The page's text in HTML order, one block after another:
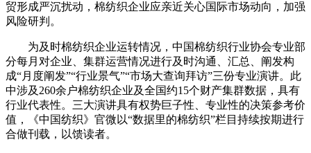
贸形成严沉扰动，棉纺织企业应亲近关心国际市场动向，加强
风险研判。
为及时棉纺织企业运转情况，中国棉纺织行业协会专业部
分每月对企业、集群运营情况进行及时沟通、汇总、阐发构
成“月度阐发”“行业景气”“市场大查询拜访”三份专业演讲。此
中涉及260余户棉纺织企业及全国约15个财产集群数据，具有
行业代表性。三大演讲具有权势巨子性、专业性的决策参考价
值，《中国纺织》官微以“数据里的棉纺织”栏目持续按期进行
合做刊载，以馈读者。